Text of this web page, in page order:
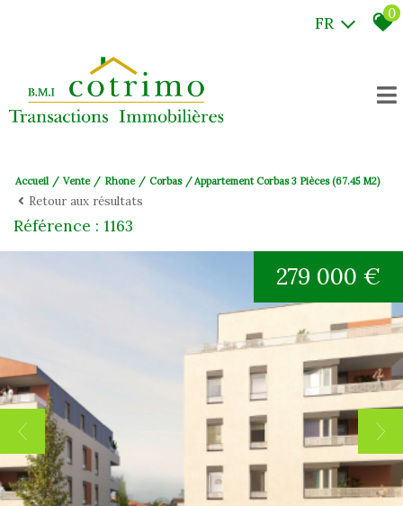
FR 0
Accueil Vente Rhone Corbas Appartement Corbas 3 Pièces (67.45 M2)
Retour aux résultats
Référence : 1163
279 000 €